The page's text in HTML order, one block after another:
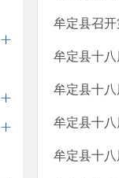
牟定县召
牟定县十
牟定县十
牟定县十
牟定县十